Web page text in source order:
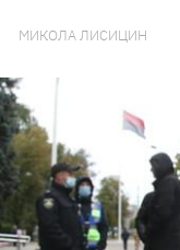
МИКОЛА ЛИСИЦИН